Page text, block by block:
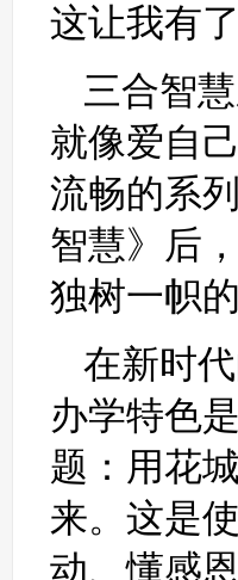
这让我有
三合智
就像爱自
流畅的系
智慧》后
独树一帜的
在新时
办学特色
题：用花
来。这是
动、懂感